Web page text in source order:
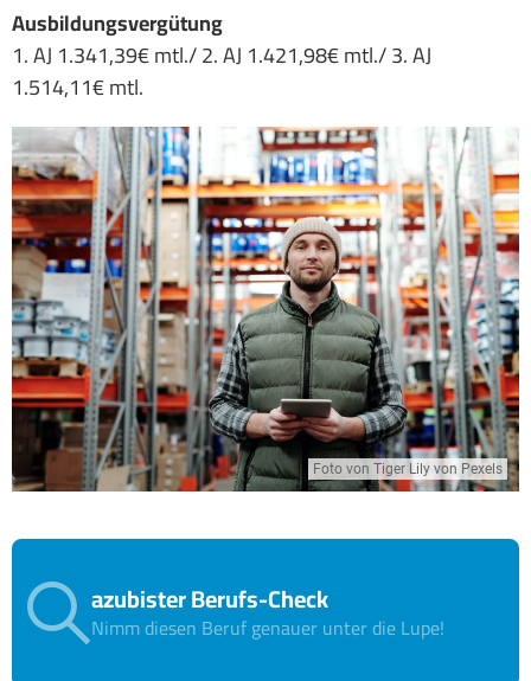
Ausbildungsvergütung
1. AJ 1.341,39€ mtl./ 2. AJ 1.421,98€ mtl./ 3. AJ
1.514,11€ mtl.
Foto von Tiger Lily von Pexels
azubister Berufs-Check
Nimm diesen Beruf genauer unter die Lupe!